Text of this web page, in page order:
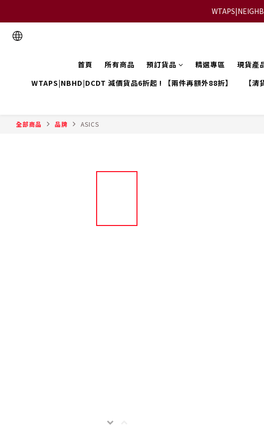
首頁
所有商品 預訂貨品 精選專區 現貨產
WTAPS|NBHD|DCDT 減價貨品6折起 ! 【兩件再額外88折】
【
全部商品 品牌 ASICS